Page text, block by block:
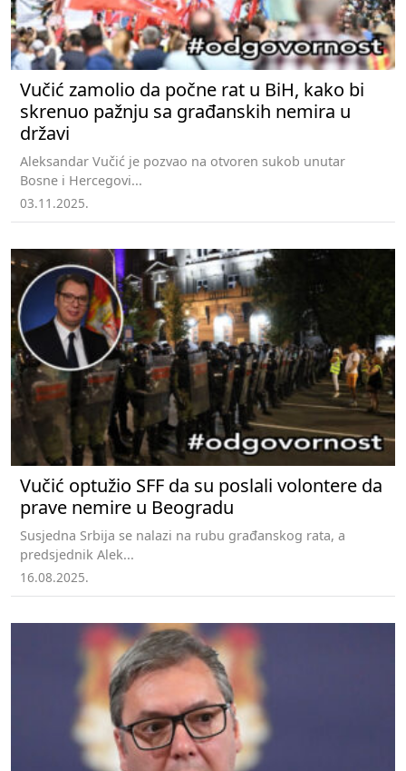
Vučić zamolio da počne rat u BiH, kako bi
skrenuo pažnju sa građanskih nemira u
državi
Aleksandar Vučić je pozvao na otvoren sukob unutar
Bosne i Hercegovi...
03.11.2025.
Vučić optužio SFF da su poslali volontere da
prave nemire u Beogradu
Susjedna Srbija se nalazi na rubu građanskog rata, a
predsjednik Alek...
16.08.2025.